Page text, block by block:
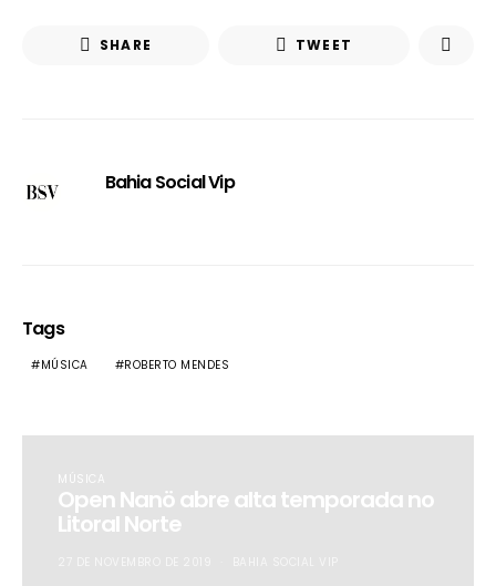
SHARE TWEET
Bahia Social Vip
Tags
MÚSICA ROBERTO MENDES
MÚSICA
Open Nanö abre alta temporada no
Litoral Norte